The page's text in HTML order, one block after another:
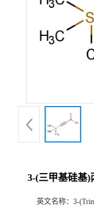
3-(三甲基硅基)
英文名称： 3-